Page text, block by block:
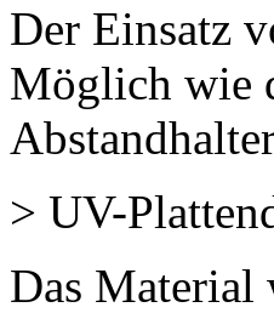
Der Einsatz
Möglich wie
> UV-
Das Material